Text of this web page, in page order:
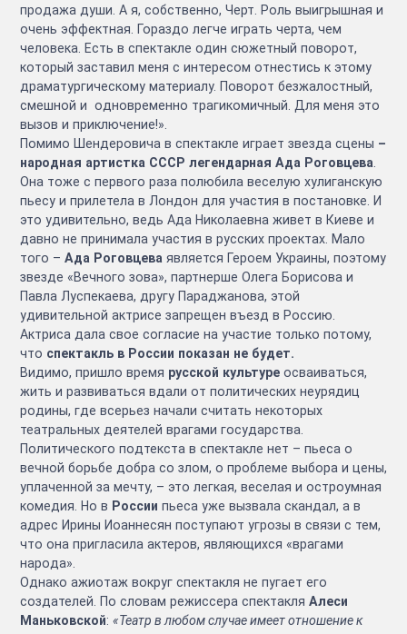
продажа души. А я, собственно, Черт. Роль выигрышная и
очень эффектная. Гораздо легче играть черта, чем
человека. Есть в спектакле один сюжетный поворот,
который заставил меня с интересом отнестись к этому
драматургическому материалу. Поворот безжалостный,
смешной и одновременно трагикомичный. Для меня это
вызов и приключение!».
Помимо Шендеровича в спектакле играет звезда сцены –
народная артистка СССР легендарная Ада Роговцева.
Она тоже с первого раза полюбила веселую хулиганскую
пьесу и прилетела в Лондон для участия в постановке. И
это удивительно, ведь Ада Николаевна живет в Киеве и
давно не принимала участия в русских проектах. Мало
того – Ада Роговцева является Героем Украины, поэтому
звезде «Вечного зова», партнерше Олега Борисова и
Павла Луспекаева, другу Параджанова, этой
удивительной актрисе запрещен въезд в Россию.
Актриса дала свое согласие на участие только потому,
что спектакль в России показан не будет.
Видимо, пришло время русской культуре осваиваться,
жить и развиваться вдали от политических неурядиц
родины, где всерьез начали считать некоторых
театральных деятелей врагами государства.
Политического подтекста в спектакле нет – пьеса о
вечной борьбе добра со злом, о проблеме выбора и цены,
уплаченной за мечту, – это легкая, веселая и остроумная
комедия. Но в России пьеса уже вызвала скандал, а в
адрес Ирины Иоаннесян поступают угрозы в связи с тем,
что она пригласила актеров, являющихся «врагами
народа».
Однако ажиотаж вокруг спектакля не пугает его
создателей. По словам режиссера спектакля Алеси
Маньковской: «Театр в любом случае имеет отношение к